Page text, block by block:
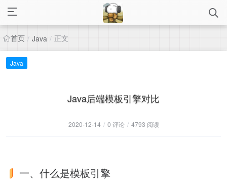
首页 / Java / 正文
Java
Java后端模板引擎对比
2020-12-14 / 0 评论 / 4793 阅读
一、什么是模板引擎